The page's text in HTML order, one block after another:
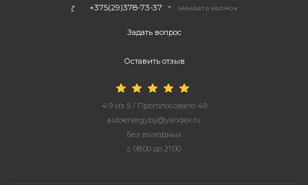
+375(29)378-73-37 ЗАКАЗАТЬ ЗВОНОК
Задать вопрос
Оставить отзыв
4.9из 5/ Проголосовало 49
autoenergyby@yandex.ru
Без выходных
с 08:00 до 21:00